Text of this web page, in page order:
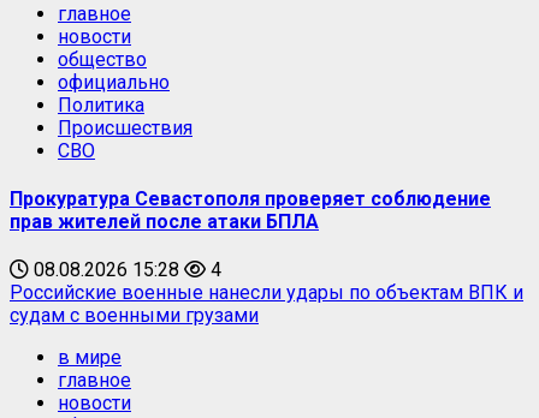
главное
новости
общество
официально
Политика
Происшествия
СВО
Прокуратура Севастополя проверяет соблюдение
прав жителей после атаки БПЛА
08.08.2026 15:28
4
Российские военные нанесли удары по объектам ВПК и
судам с военными грузами
в мире
главное
новости